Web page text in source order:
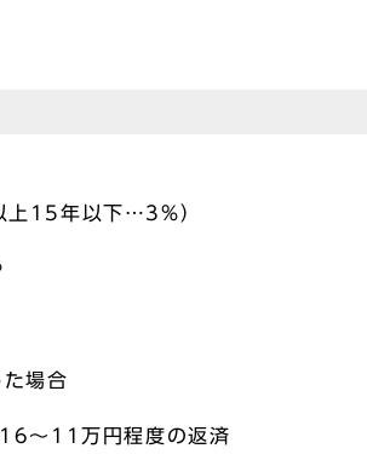
関に応じた
15年以下…3%）
場合
11万円程度の返済